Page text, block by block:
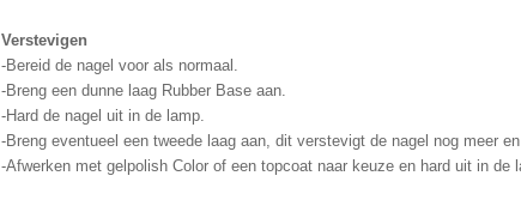
Verstevigen
-Bereid de nagel voor als normaal.
-Breng een dunne laag Rubber Base aan.
-Hard de nagel uit in de lamp.
-Breng eventueel een tweede laag aan, dit verstevigt de nagel nog meer
-Afwerken met gelpolish Color of een topcoat naar keuze en hard uit in de